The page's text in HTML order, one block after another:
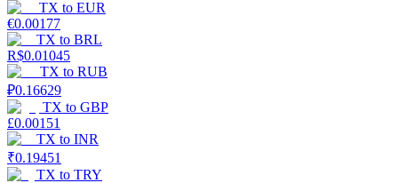
TX to EUR
€0.00177
TX to BRL
R$0.01045
TX to RUB
₽0.16629
TX to GBP
£0.00151
TX to INR
₹0.19451
TX to TRY